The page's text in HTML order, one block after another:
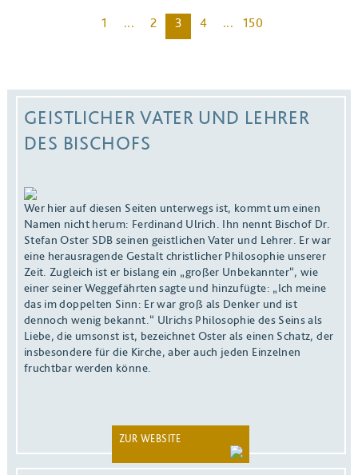
1 ... 2 3 4 ... 150
GEISTLICHER VATER UND LEHRER
DES BISCHOFS
Wer hier auf diesen Seiten unterwegs ist, kommt um einen
Namen nicht herum: Ferdinand Ulrich. Ihn nennt Bischof Dr.
Stefan Oster SDB seinen geistlichen Vater und Lehrer. Er war
eine herausragende Gestalt christlicher Philosophie unserer
Zeit. Zugleich ist er bislang ein „großer Unbekannter“, wie
einer seiner Weggefährten sagte und hinzufügte: „Ich meine
das im doppelten Sinn: Er war groß als Denker und ist
dennoch wenig bekannt.“ Ulrichs Philosophie des Seins als
Liebe, die umsonst ist, bezeichnet Oster als einen Schatz, der
insbesondere für die Kirche, aber auch jeden Einzelnen
fruchtbar werden könne.
ZUR WEBSITE